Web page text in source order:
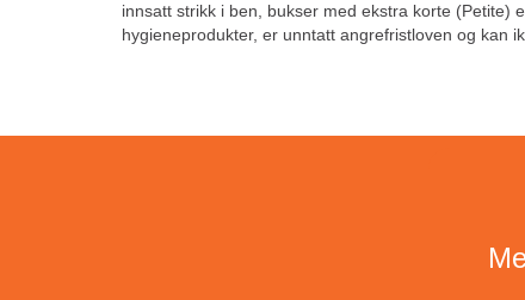
innsatt strikk i ben, bukser med ekstra korte (Petite)
hygieneprodukter, er unntatt angrefristloven og kan